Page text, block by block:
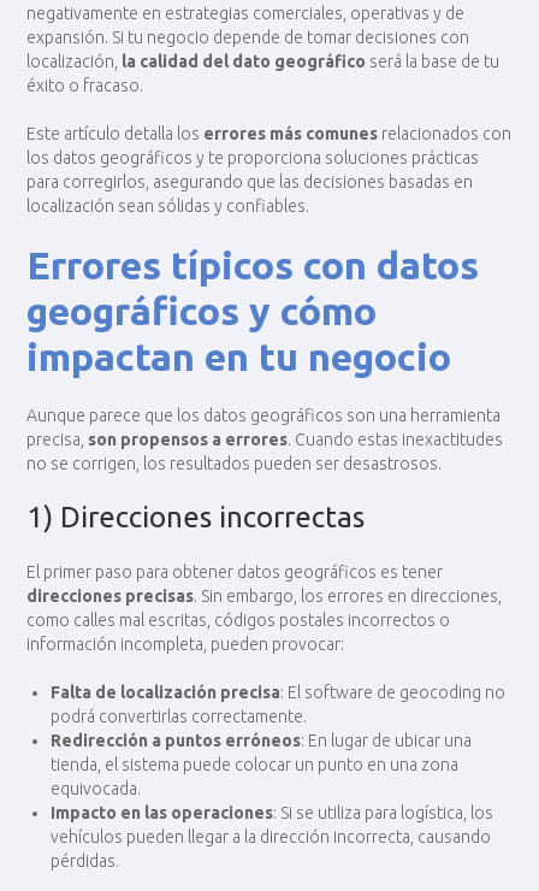
negativamente en estrategias comerciales, operativas y de
expansión. Si tu negocio depende de tomar decisiones con
localización, la calidad del dato geográfico será la base de tu
éxito o fracaso.
Este artículo detalla los errores más comunes relacionados con
los datos geográficos y te proporciona soluciones prácticas
para corregirlos, asegurando que las decisiones basadas en
localización sean sólidas y confiables.
Errores típicos con datos
geográficos y cómo
impactan en tu negocio
Aunque parece que los datos geográficos son una herramienta
precisa, son propensos a errores. Cuando estas inexactitudes
no se corrigen, los resultados pueden ser desastrosos.
1) Direcciones incorrectas
El primer paso para obtener datos geográficos es tener
direcciones precisas. Sin embargo, los errores en direcciones,
como calles mal escritas, códigos postales incorrectos o
información incompleta, pueden provocar:
Falta de localización precisa: El software de geocoding no
podrá convertirlas correctamente.
Redirección a puntos erróneos: En lugar de ubicar una
tienda, el sistema puede colocar un punto en una zona
equivocada.
Impacto en las operaciones: Si se utiliza para logística, los
vehículos pueden llegar a la dirección incorrecta, causando
pérdidas.